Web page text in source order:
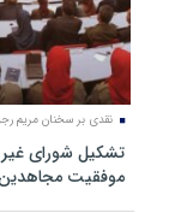
نقدی بر سخنان مریم
تشکیل شورای غیر
موفقیت